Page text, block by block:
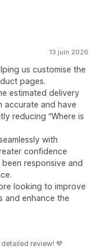
13 juin 2026
us customise the
pages.
estimated delivery
accurate and have
reducing “Where is
with
confidence
responsive and
looking to improve
and enhance the
review! 💙